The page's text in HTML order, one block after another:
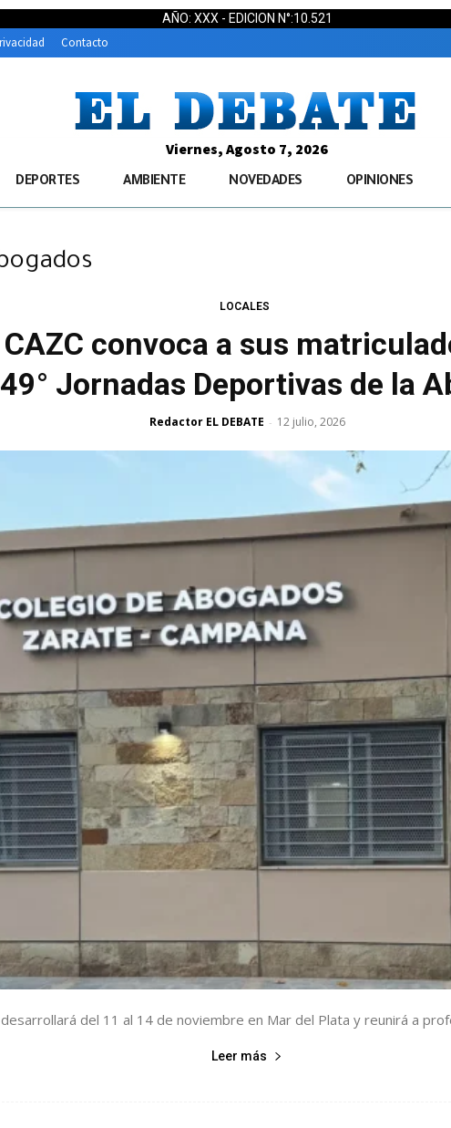
AÑO: XXX - EDICION N°:10.521
Contacto
Viernes, Agosto 7, 2026
DEPORTES AMBIENTE NOVEDADES OPINIONES
LOCALES
CAZC convoca a sus
Jornadas Deportivas de la
Redactor EL DEBATE - 12 julio, 2026
del 11 al 14 de noviembre en Mar del Plata y reunirá a
Leer más